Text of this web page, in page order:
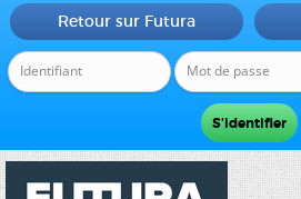
Retour sur Futura